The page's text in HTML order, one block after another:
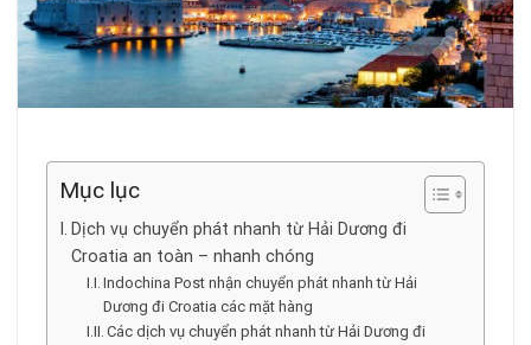
Mục lục
Dịch vụ chuyển phát nhanh từ Hải Dương đi
Croatia an toàn – nhanh chóng
Indochina Post nhận chuyển phát nhanh từ Hải
Dương đi Croatia các mặt hàng
Các dịch vụ chuyển phát nhanh từ Hải Dương đi